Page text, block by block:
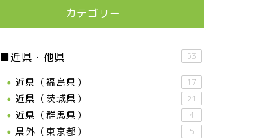
カテゴリー
■近県・他県 53
近県（福島県） 17
近県（茨城県） 21
近県（群馬県） 4
県外（東京都） 5